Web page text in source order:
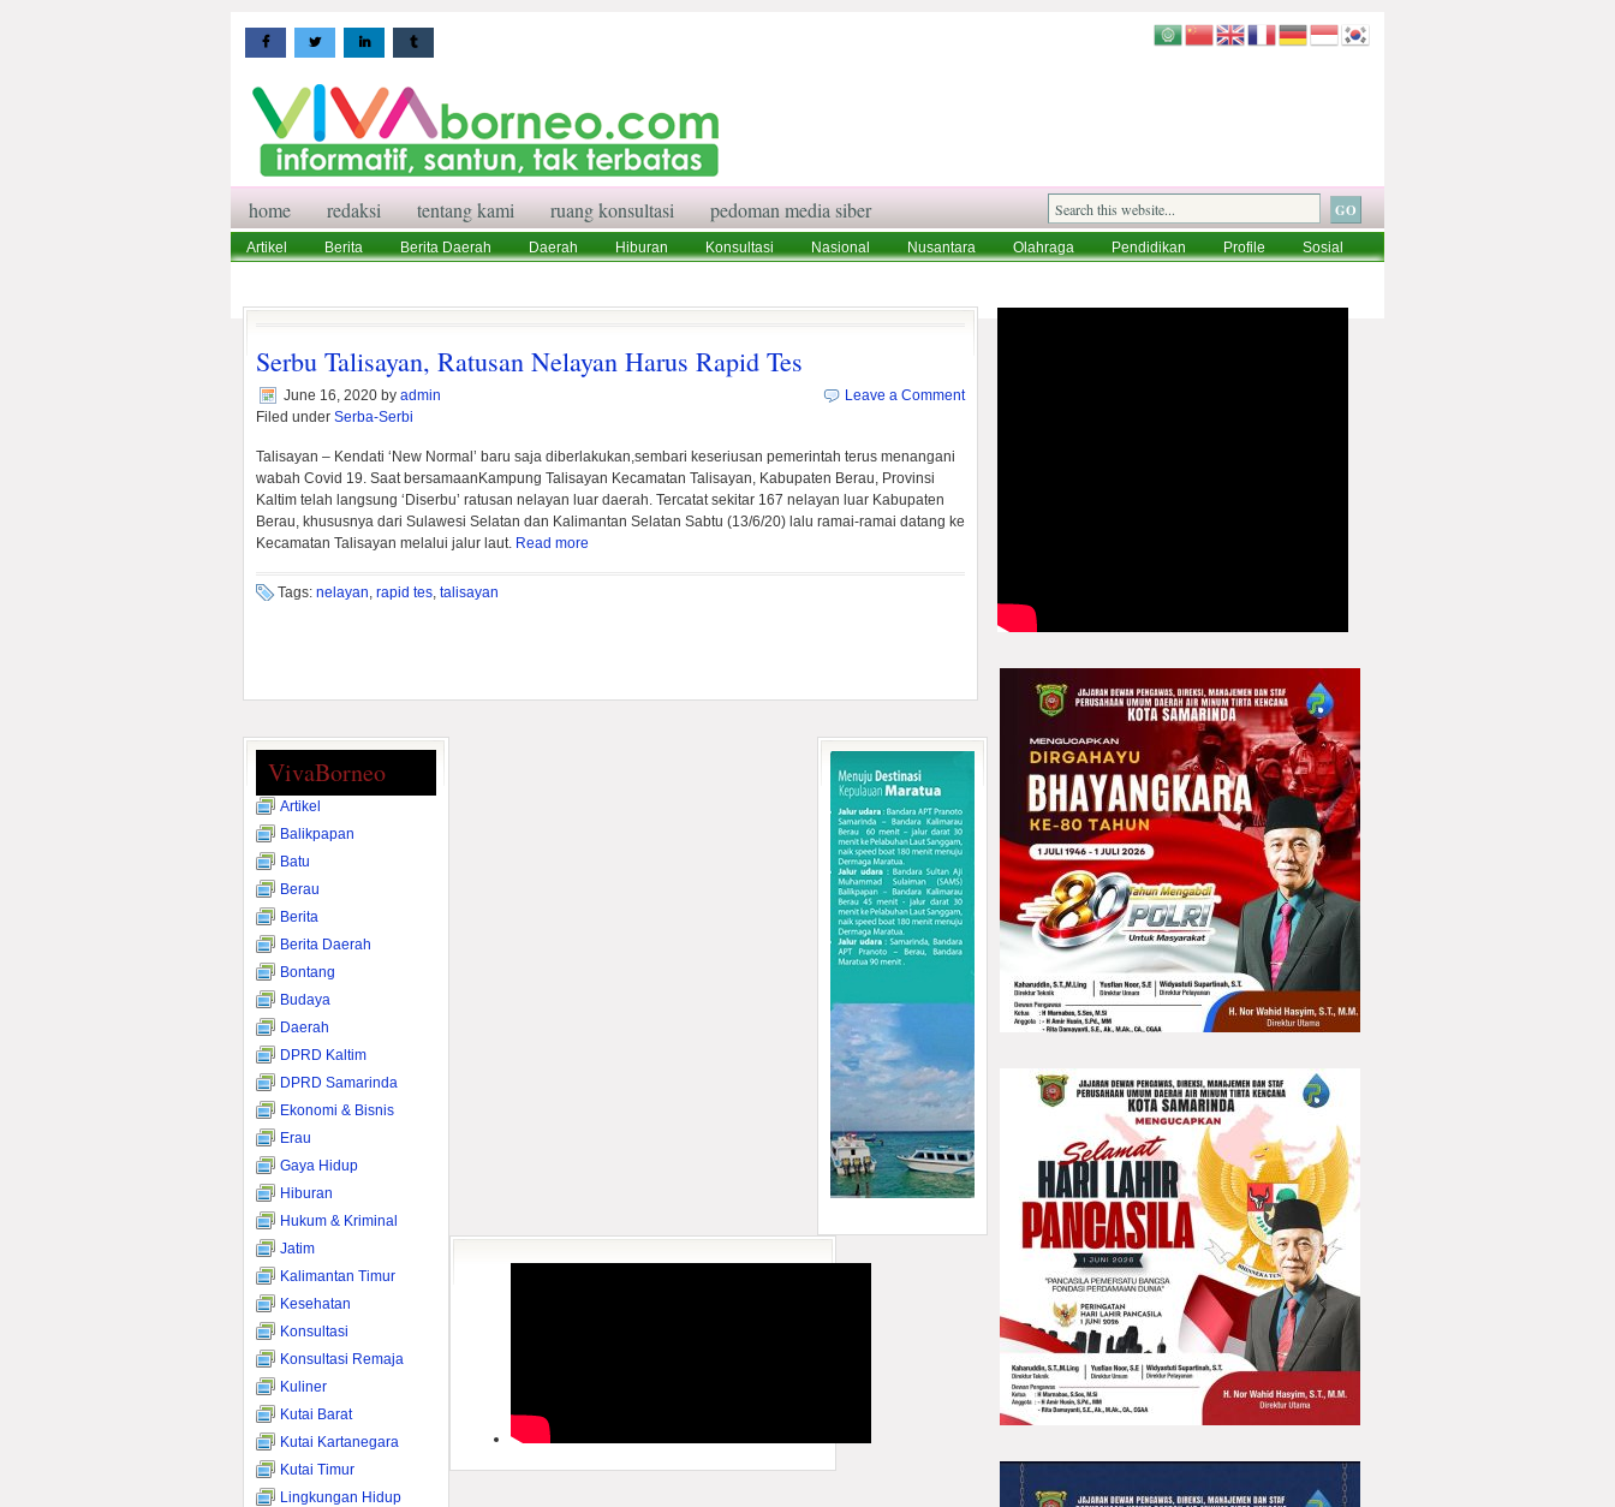
home redaksi tentang kami ruang konsultasi pedoman media siber
Artikel Berita Berita Daerah Daerah Hiburan Konsultasi Nasional Nusantara Olahraga Pendidikan Profile
Sosial
Serbu Talisayan, Ratusan Nelayan Harus Rapid Tes
June 16, 2020 by admin
Filed under Serba-Serbi
Leave a Comment
Talisayan – Kendati ‘New Normal’ baru saja diberlakukan,sembari keseriusan pemerintah terus menangani
wabah Covid 19. Saat bersamaanKampung Talisayan Kecamatan Talisayan, Kabupaten Berau, Provinsi
Kaltim telah langsung ‘Diserbu’ ratusan nelayan luar daerah. Tercatat sekitar 167 nelayan luar Kabupaten
Berau, khususnya dari Sulawesi Selatan dan Kalimantan Selatan Sabtu (13/6/20) lalu ramai-ramai datang ke
Kecamatan Talisayan melalui jalur laut. Read more
Tags: nelayan, rapid tes, talisayan
VivaBorneo
Artikel
Balikpapan
Batu
Berau
Berita
Berita Daerah
Bontang
Budaya
Daerah
DPRD Kaltim
DPRD Samarinda
Ekonomi & Bisnis
Erau
Gaya Hidup
Hiburan
Hukum & Kriminal
Jatim
Kalimantan Timur
Kesehatan
Konsultasi
Konsultasi Remaja
Kuliner
Kutai Barat
Kutai Kartanegara
Kutai Timur
Lingkungan Hidup